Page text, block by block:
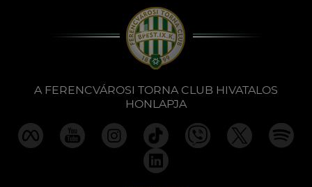
A FERENCVÁROSI TORNA CLUB HIVATALOS
HONLAPJA